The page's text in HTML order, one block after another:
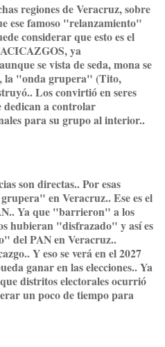
regiones de Veracruz, sobre
ese famoso "relanzamiento"
considerar que esto es el
ya
se vista de seda, mona se
la "onda grupera" (Tito,
Los convirtió en seres
dedican a controlar
para su grupo al interior..
son directas.. Por esas
en Veracruz.. Ese es el
Ya que "barrieron" a los
hubieran "disfrazado" y así es
del PAN en Veracruz..
Y eso se verá en el 2027
ganar en las elecciones.. Ya
distritos electorales ocurrió
un poco de tiempo para